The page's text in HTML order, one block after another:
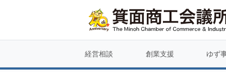
経営相談 創業支援 ゆず